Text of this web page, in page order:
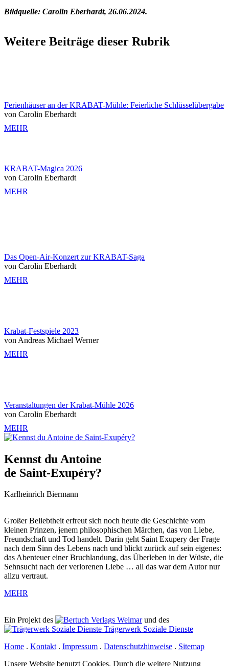
Bildquelle: Carolin Eberhardt, 26.06.2024.
Weitere Beiträge dieser Rubrik
Ferienhäuser an der KRABAT-Mühle: Feierliche Schlüsselübergabe
von Carolin Eberhardt
MEHR
KRABAT-Magica 2026
von Carolin Eberhardt
MEHR
Das Open-Air-Konzert zur KRABAT-Saga
von Carolin Eberhardt
MEHR
Krabat-Festspiele 2023
von Andreas Michael Werner
MEHR
Veranstaltungen der Krabat-Mühle 2026
von Carolin Eberhardt
MEHR
Kennst du Antoine
de Saint-Exupéry?
Karlheinrich Biermann
Großer Beliebtheit erfreut sich noch heute die Geschichte vom
kleinen Prinzen, jenem philosophischen Märchen, das von Liebe,
Freundschaft und Tod handelt. Darin geht Saint Exupery der Frage
nach dem Sinn des Lebens nach und blickt zurück auf sein eigenes:
das Abenteuer einer Bruchlandung, das Überleben in der Wüste, die
Sehnsucht nach der verlorenen Liebe … all das war dem Autor nur
allzu vertraut.
MEHR
Ein Projekt des Verlags Weimarund des
Trägerwerk Soziale Dienste
Home . Kontakt. Impressum . Datenschutzhinweise . Sitemap
Unsere Website benutzt Cookies. Durch die weitere Nutzung